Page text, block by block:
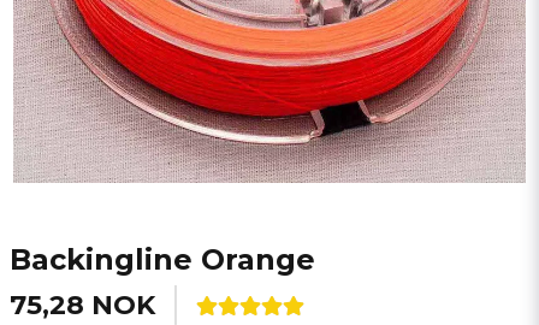
Backingline Orange
75,28 NOK